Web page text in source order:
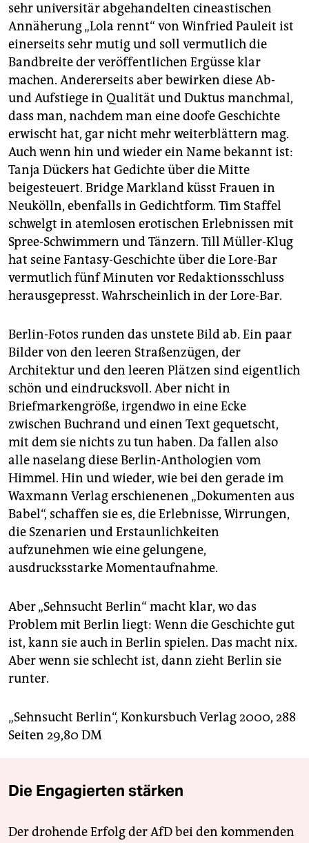
sehr universitär abgehandelten cineastischen
Annäherung „Lola rennt“ von Winfried Pauleit ist
einerseits sehr mutig und soll vermutlich die
Bandbreite der veröffentlichen Ergüsse klar
machen. Andererseits aber bewirken diese Ab-
und Aufstiege in Qualität und Duktus manchmal,
dass man, nachdem man eine doofe Geschichte
erwischt hat, gar nicht mehr weiterblättern mag.
Auch wenn hin und wieder ein Name bekannt ist:
Tanja Dückers hat Gedichte über die Mitte
beigesteuert. Bridge Markland küsst Frauen in
Neukölln, ebenfalls in Gedichtform. Tim Staffel
schwelgt in atemlosen erotischen Erlebnissen mit
Spree-Schwimmern und Tänzern. Till Müller-Klug
hat seine Fantasy-Geschichte über die Lore-Bar
vermutlich fünf Minuten vor Redaktionsschluss
herausgepresst. Wahrscheinlich in der Lore-Bar.
Berlin-Fotos runden das unstete Bild ab. Ein paar
Bilder von den leeren Straßenzügen, der
Architektur und den leeren Plätzen sind eigentlich
schön und eindrucksvoll. Aber nicht in
Briefmarkengröße, irgendwo in eine Ecke
zwischen Buchrand und einen Text gequetscht,
mit dem sie nichts zu tun haben. Da fallen also
alle naselang diese Berlin-Anthologien vom
Himmel. Hin und wieder, wie bei den gerade im
Waxmann Verlag erschienenen „Dokumenten aus
Babel“, schaffen sie es, die Erlebnisse, Wirrungen,
die Szenarien und Erstaunlichkeiten
aufzunehmen wie eine gelungene,
ausdrucksstarke Momentaufnahme.
Aber „Sehnsucht Berlin“ macht klar, wo das
Problem mit Berlin liegt: Wenn die Geschichte gut
ist, kann sie auch in Berlin spielen. Das macht nix.
Aber wenn sie schlecht ist, dann zieht Berlin sie
runter.
„Sehnsucht Berlin“, Konkursbuch Verlag 2000, 288
Seiten 29,80 DM
Die Engagierten stärken
Der drohende Erfolg der AfD bei den kommenden